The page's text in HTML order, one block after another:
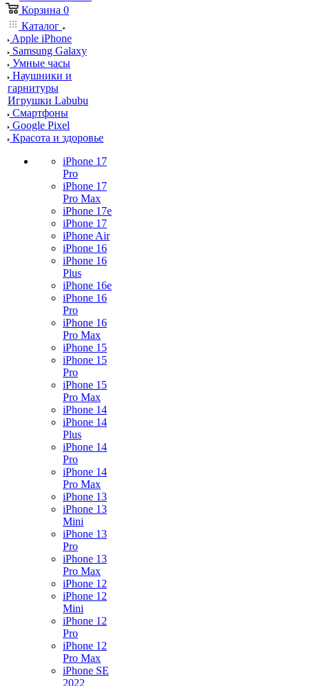
Корзина 0
Каталог
Apple iPhone
Samsung Galaxy
Умные часы
Наушники и
гарнитуры
Игрушки Labubu
Смартфоны
Google Pixel
Красота и здоровье
iPhone 17
Pro
iPhone 17
Pro Max
iPhone 17e
iPhone 17
iPhone Air
iPhone 16
iPhone 16
Plus
iPhone 16e
iPhone 16
Pro
iPhone 16
Pro Max
iPhone 15
iPhone 15
Pro
iPhone 15
Pro Max
iPhone 14
iPhone 14
Plus
iPhone 14
Pro
iPhone 14
Pro Max
iPhone 13
iPhone 13
Mini
iPhone 13
Pro
iPhone 13
Pro Max
iPhone 12
iPhone 12
Mini
iPhone 12
Pro
iPhone 12
Pro Max
iPhone SE
2022